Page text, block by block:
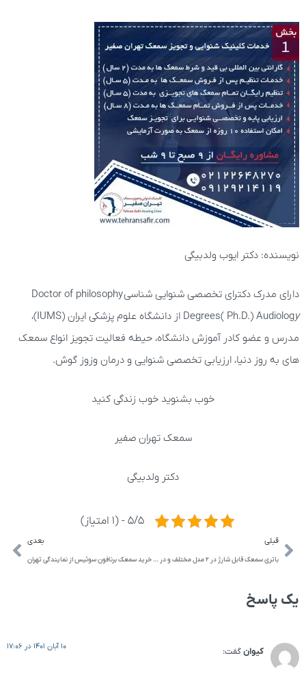
نویسنده: دکتر ایوب ولدبیگی
دارای مدرک دکترای تخصصی شنوایی شناسیDoctor of philosophy
Degrees( Ph.D.) Audiology
از دانشگاه علوم پزشکی ایران (IUMS)،
مدرس و عضو کادر آموزش دانشگاه، حیطه فعالیت تجویز انواع سمعک
های به روز دنیا، ارزیابی تخصصی شنوایی و درمان وزوز گوش.
خوب بشنوید خوب زندگی کنید
سمعک تهران صفیر
دکتر ولدبیگی
5/5 - (1 امتیاز)
قبلی
باتری سمعک قابل شارژ در 2 مدل مختلف و در انواع برندها
بعدی
خرید سمعک برنافون سوئیس از نمایندگی تهران
یک پاسخ
کیوانگفت: 10 آبان 1401 در 17:06